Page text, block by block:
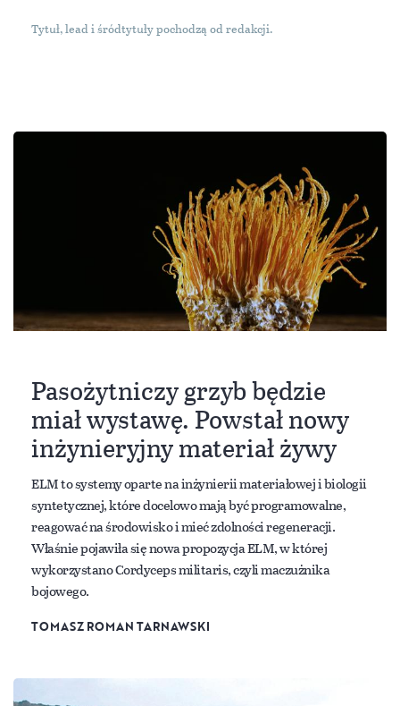
Pasożytniczy grzyb będzie
miał wystawę. Powstał nowy
inżynieryjny materiał żywy
ELM to systemy oparte na inżynierii materiałowej i biologii
syntetycznej, które docelowo mają być programowalne,
reagować na środowisko i mieć zdolności regeneracji.
Właśnie pojawiła się nowa propozycja ELM, w której
wykorzystano Cordyceps militaris, czyli maczużnika
bojowego.
TOMASZ ROMAN TARNAWSKI